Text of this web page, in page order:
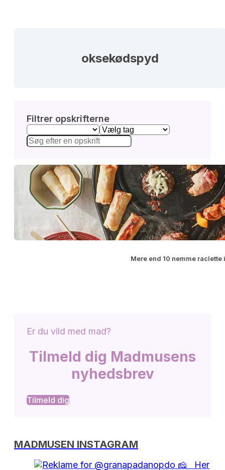
oksekødspyd
Filtrer opskrifterne
Mere end 10 nemme raclette
Er du vild med mad?
Tilmeld dig Madmusens
nyhedsbrev
Tilmeld dig
MADMUSEN INSTAGRAM